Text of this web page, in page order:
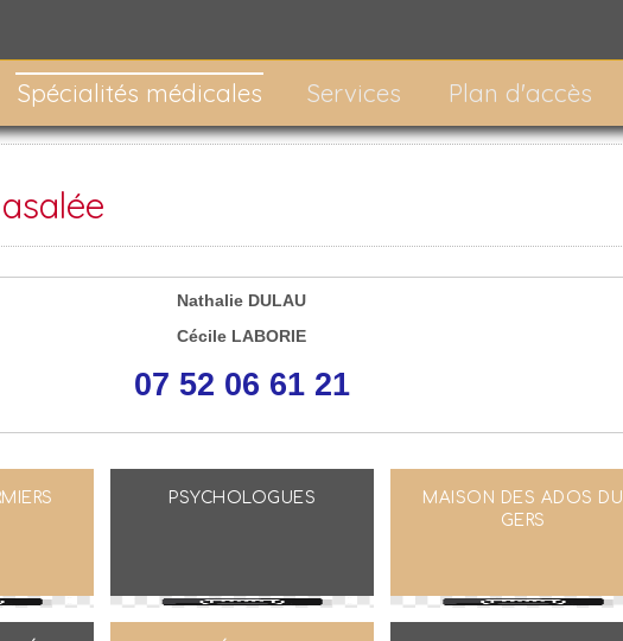
Spécialités médicales Services Plan d'accès
Nathalie DULAU
Cécile LABORIE
07 52 06 61 21
MAISON DES ADOS DU
GERS
PSYCHOLOGUES